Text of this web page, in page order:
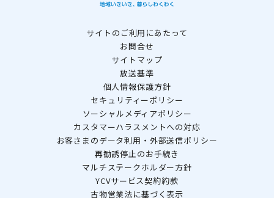
サイトのご利用にあたって
お問合せ
サイトマップ
放送基準
個人情報保護方針
セキュリティーポリシー
ソーシャルメディアポリシー
カスタマーハラスメントへの対応
お客さまのデータ利用・外部送信ポリシー
再勧誘停止のお手続き
マルチステークホルダー方針
YCVサービス契約約款
古物営業法に基づく表示